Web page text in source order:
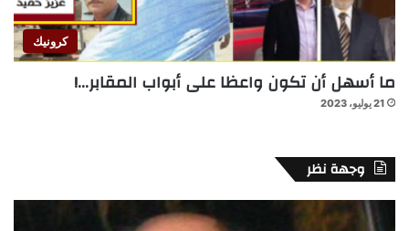
كرونيك
ما أسهل أن تكون واعظا على أبواب المقابر…!
21 يوليو، 2023
وجهة نظر